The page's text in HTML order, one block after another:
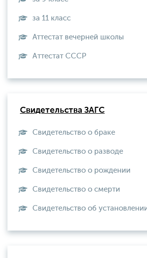
за 11 класс
Аттестат вечерней школы
Aттестат СССР
Свидетельства ЗАГС
Свидетельство о браке
Свидетельство о разводе
Свидетельство о рождении
Свидетельство о смерти
Свидетельство об